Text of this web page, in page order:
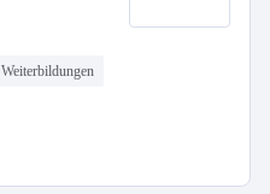
Weiterbildungen